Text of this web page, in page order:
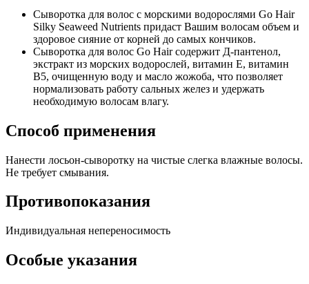
Сыворотка для волос с морскими водорослями Go Hair
Silky Seaweed Nutrients придаст Вашим волосам объем и
здоровое сияние от корней до самых кончиков.
Сыворотка для волос Go Hair содержит Д-пантенол,
экстракт из морских водорослей, витамин Е, витамин
В5, очищенную воду и масло жожоба, что позволяет
нормализовать работу сальных желез и удержать
необходимую волосам влагу.
Способ применения
Нанести лосьон-сыворотку на чистые слегка влажные волосы.
Не требует смывания.
Противопоказания
Индивидуальная непереносимость
Особые указания